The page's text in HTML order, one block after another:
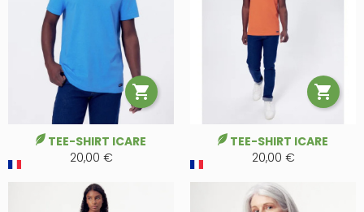

TEE-SHIRT ICARE
20,00 €

TEE-SHIRT ICARE
20,00 €